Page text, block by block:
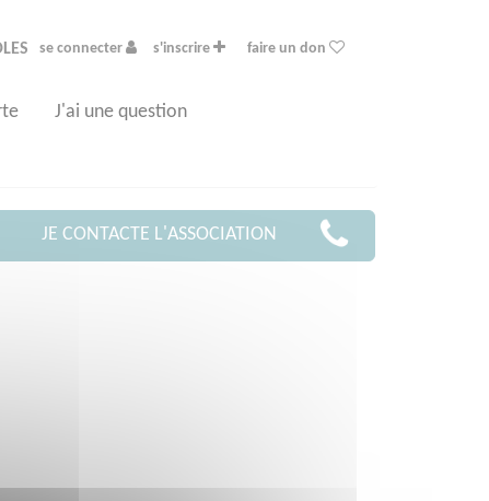
se connecter s'inscrire faire un don
J'ai une question
JE CONTACTE L'ASSOCIATION